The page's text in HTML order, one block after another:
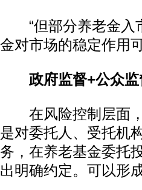
“但部分养老金入
金对市场的稳定作用
政府监督+公众监
在风险控制层面，
是对委托人、受托机
务，在养老基金委托
出明确约定。可以形